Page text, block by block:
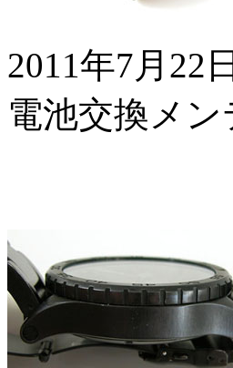
2011年7月22
電池交換メ